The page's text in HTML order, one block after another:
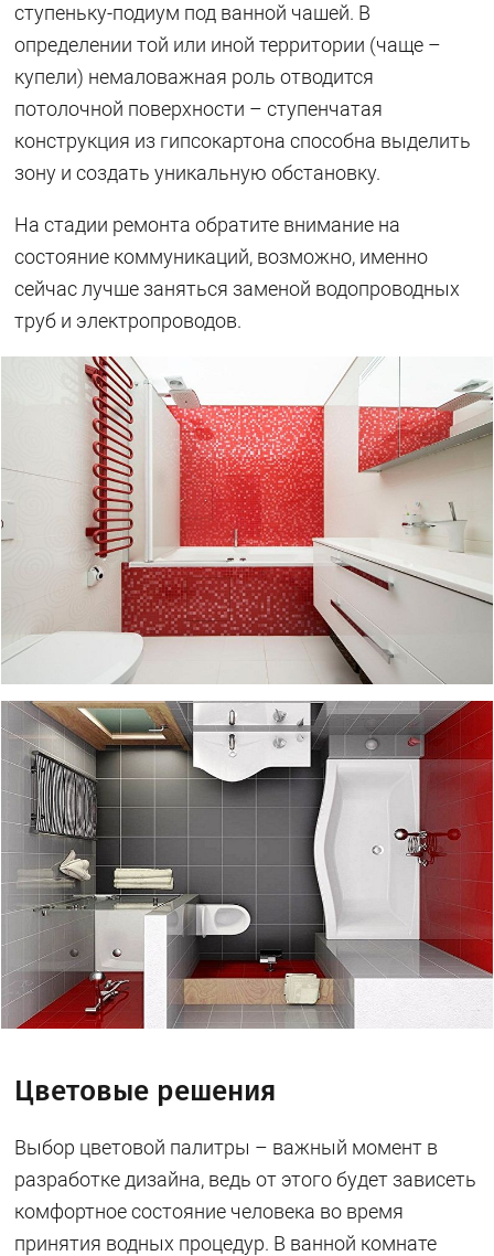
ступеньку-подиум под ванной чашей. В
определении той или иной территории (чаще –
купели) немаловажная роль отводится
потолочной поверхности – ступенчатая
конструкция из гипсокартона способна выделить
зону и создать уникальную обстановку.
На стадии ремонта обратите внимание на
состояние коммуникаций, возможно, именно
сейчас лучше заняться заменой водопроводных
труб и электропроводов.
Цветовые решения
Выбор цветовой палитры – важный момент в
разработке дизайна, ведь от этого будет зависеть
комфортное состояние человека во время
принятия водных процедур. В ванной комнате